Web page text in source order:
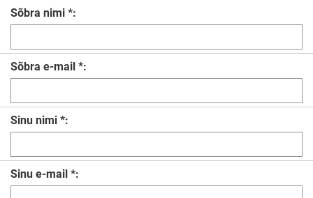
Sõbra nimi *:
Sõbra e-mail *:
Sinu nimi *:
Sinu e-mail *: